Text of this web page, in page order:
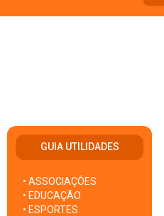
GUIA UTILIDADES
• ASSOCIAÇÕES
• EDUCAÇÃO
• ESPORTES